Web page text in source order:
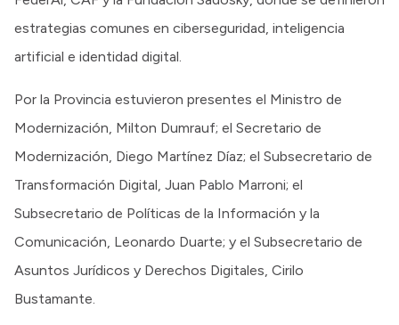
estrategias comunes en ciberseguridad, inteligencia
artificial e identidad digital.
Por la Provincia estuvieron presentes el Ministro de
Modernización, Milton Dumrauf; el Secretario de
Modernización, Diego Martínez Díaz; el Subsecretario de
Transformación Digital, Juan Pablo Marroni; el
Subsecretario de Políticas de la Información y la
Comunicación, Leonardo Duarte; y el Subsecretario de
Asuntos Jurídicos y Derechos Digitales, Cirilo
Bustamante.